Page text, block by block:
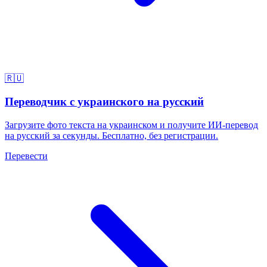
🇷🇺
Переводчик с украинского на русский
Загрузите фото текста на украинском и получите ИИ-перевод
на русский за секунды. Бесплатно, без регистрации.
Перевести